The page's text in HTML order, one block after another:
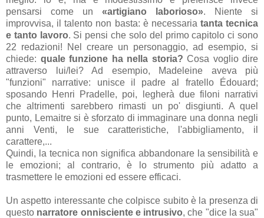
pensarsi come un «artigiano laborioso». Niente si
improvvisa, il talento non basta: è necessaria tanta tecnica
e tanto lavoro. Si pensi che solo del primo capitolo ci sono
22 redazioni! Nel creare un personaggio, ad esempio, si
chiede: quale funzione ha nella storia? Cosa voglio dire
attraverso lui/lei? Ad esempio, Madeleine aveva più
"funzioni" narrative: unisce il padre al fratello
Édouard;
sposando Henri Pradelle, poi, legherà due filoni narrativi
che altrimenti sarebbero rimasti un po' disgiunti. A quel
punto, Lemaitre si è sforzato di immaginare una donna negli
anni Venti, le sue caratteristiche, l'abbigliamento, il
carattere,...
Quindi, la tecnica non significa abbandonare la sensibilità e
le emozioni; al contrario, è lo strumento più adatto a
trasmettere le emozioni ed essere efficaci.
Un aspetto interessante che colpisce subito è la presenza di
questo narratore onnisciente e intrusivo, che "dice la sua"